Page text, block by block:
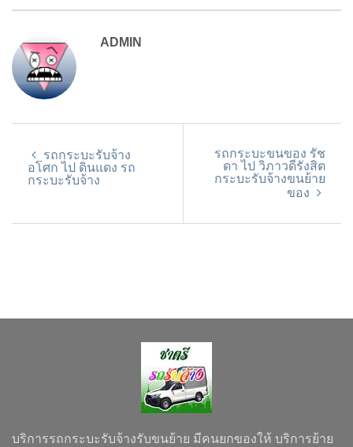
ADMIN
รถกระบะรับจ้าง
อโศก ไป ดินแดง รถ
กระบะรับจ้าง
รถกระบะขนของ รัช
ดา ไป วิภาวดีรังสิต
กระบะรับจ้างขนย้าย
ของ
บริการรถกระบะรับจ้างรับขนย้าย มีคนยกของให้ บริการย้าย